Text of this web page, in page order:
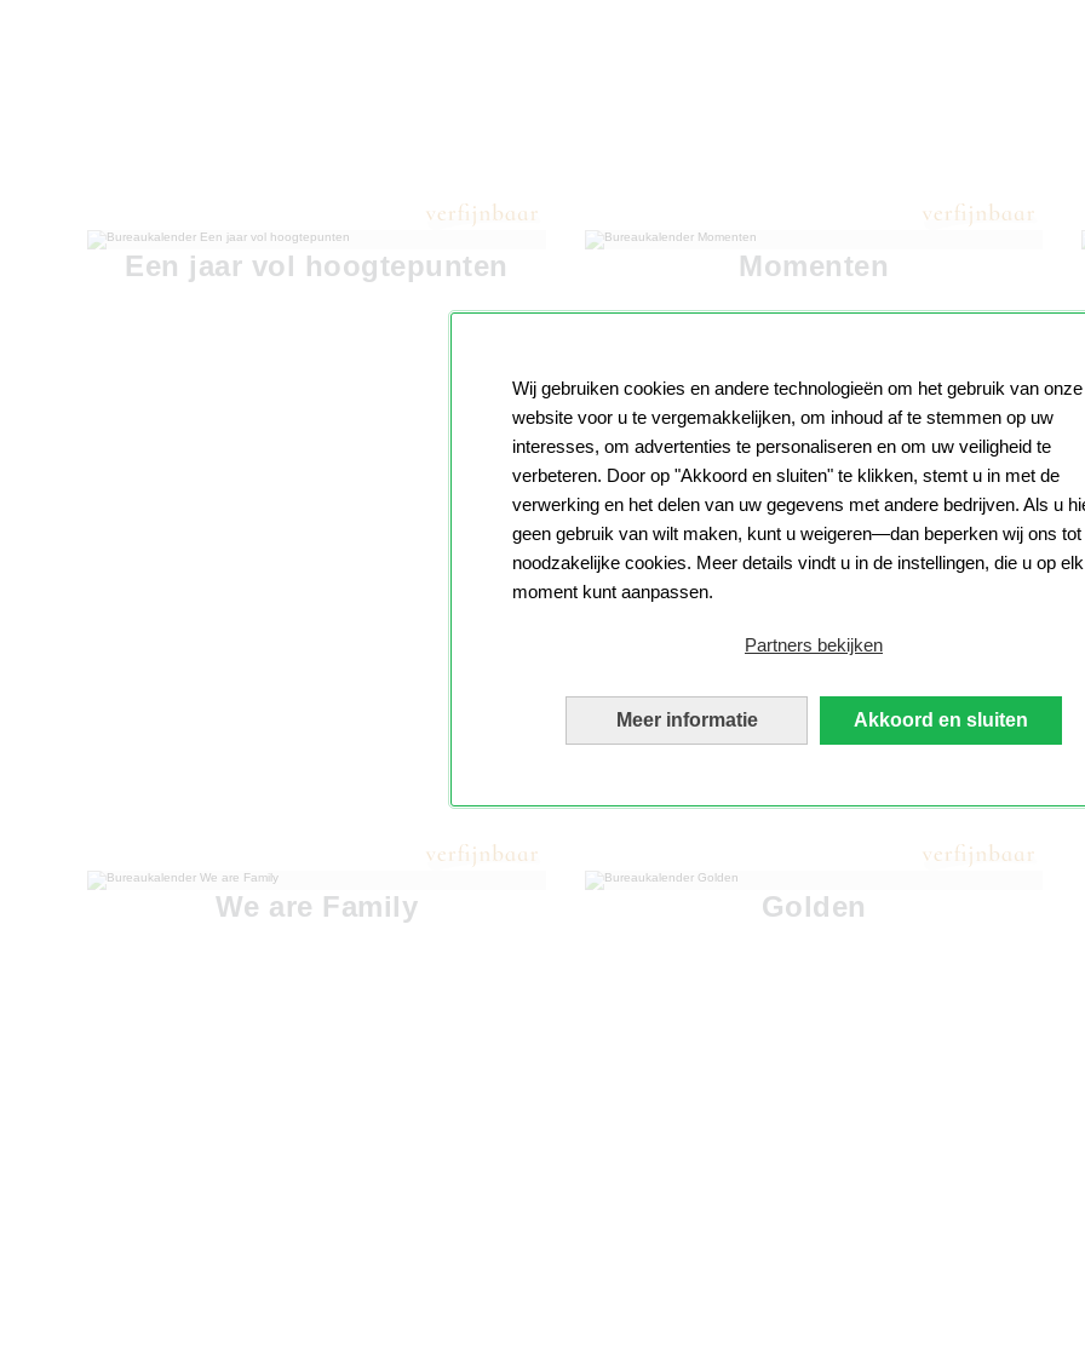
Wij gebruiken cookies en andere technologieën om het gebruik van onze
website voor u te vergemakkelijken, om inhoud af te stemmen op uw
interesses, om advertenties te personaliseren en om uw veiligheid te
verbeteren. Door op "Akkoord en sluiten" te klikken, stemt u in met de
verwerking en het delen van uw gegevens met andere bedrijven. Als u
geen gebruik van wilt maken, kunt u weigeren—dan beperken wij ons tot
noodzakelijke cookies. Meer details vindt u in de instellingen, die u op elk
moment kunt aanpassen.
Partners bekijken
Meer informatie Akkoord en sluiten
Een jaar vol hoogtepunten Momenten
We are Family Golden